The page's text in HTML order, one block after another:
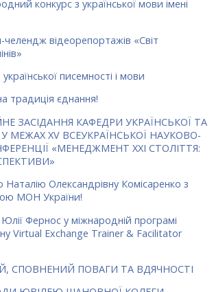
конкурс з української мови імені
відеорепортажів «Світ
писемності і мови
традиція єднання!
ЗАСІДАННЯ КАФЕДРИ УКРАЇНСЬКОЇ ТА
МЕЖАХ ХV ВСЕУКРАЇНСЬКОЇ НАУКОВО-
«МЕНЕДЖМЕНТ XXI СТОЛІТТЯ:
Наталію Олександрівну Комісаренко з
МОН України!
Фернос у міжнародній програмі
Virtual Exchange Trainer & Facilitator
СПОВНЕНИЙ ПОВАГИ ТА ВДЯЧНОСТІ